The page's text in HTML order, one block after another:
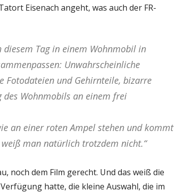
Eisenach angeht, was auch der FR-
Tag in einem Wohnmobil in
Unwahrscheinliche
Fotodateien und Gehirnteile, bizarre
des Wohnmobils an einem frei
an einer roten Ampel stehen und kommt
man natürlich trotzdem nicht.“
noch dem Film gerecht. Und das weiß die
hatte, die kleine Auswahl, die im